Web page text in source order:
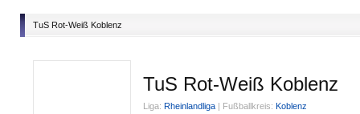
TuS Rot-Weiß Koblenz
TuS Rot-Weiß Koblenz
Liga: Rheinlandliga | Fußballkreis: Koblenz